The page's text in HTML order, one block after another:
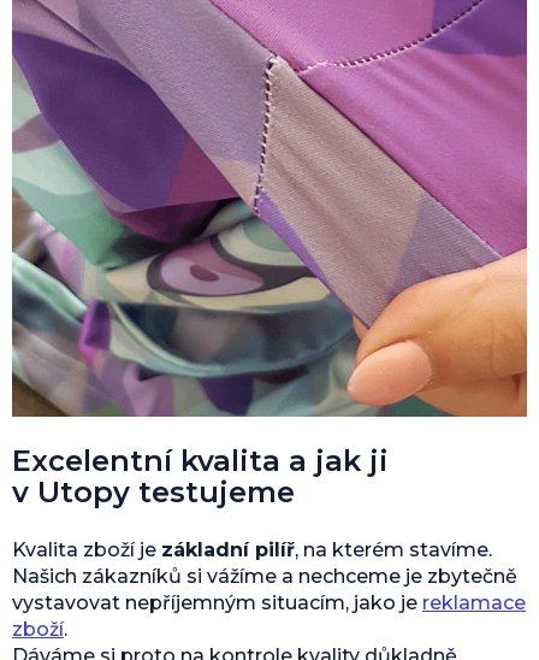
Excelentní kvalita a jak ji
v Utopy testujeme
Kvalita zboží je základní pilíř, na kterém stavíme.
Našich zákazníků si vážíme a nechceme je zbytečně
vystavovat nepříjemným situacím, jako je reklamace
zboží.